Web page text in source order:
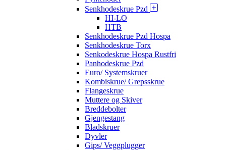
Senkhodeskrue Pzd
HI-LO
HTB
Senkhodeskrue Pzd Hospa
Senkhodeskrue Torx
Senkodeskrue Hospa Rustfri
Panhodeskrue Pzd
Euro/ Systemskruer
Kombiskrue/ Grepsskrue
Flangeskrue
Muttere og Skiver
Breddebolter
Gjengestang
Bladskruer
Dyvler
Gips/ Veggplugger